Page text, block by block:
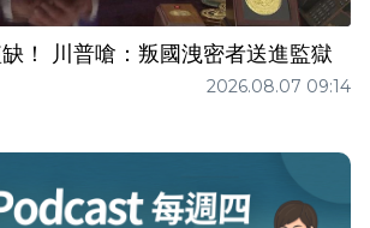
！ 川普嗆：叛國洩密者送進監獄
2026.08.07 09:14